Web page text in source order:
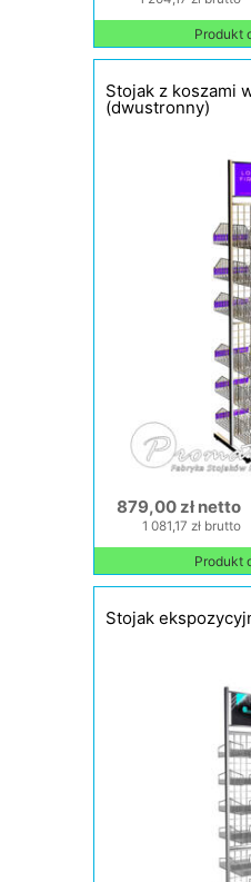
Produkt
Stojak z koszami
(dwustronny)
879,00 zł netto
1 081,17 zł brutto
Produkt
Stojak